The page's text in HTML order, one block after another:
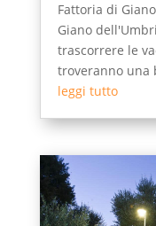
Fattoria di
Giano
trascorrere le
troveranno una
leggi tutto